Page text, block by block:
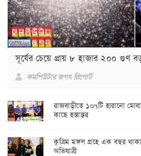
সূর্যের চেয়ে প্রায় ৮ হাজার ২০০ গুণ
কমপিউটার জগৎ রিপোর্ট
রাজবাড়ীতে ১০৭টি হারানো
কাছে হস্তান্তর
কৃত্রিম মঙ্গল গ্রহে এক বছর
অভিযাত্রী